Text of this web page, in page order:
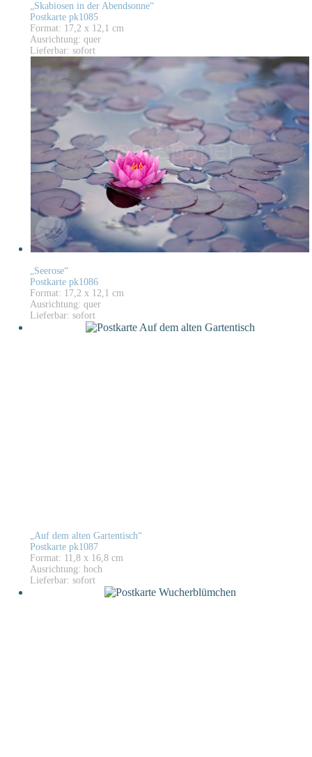
„Skabiosen in der Abendsonne“
Postkarte pk1085
Format: 17,2 x 12,1 cm
Ausrichtung: quer
Lieferbar: sofort
„Seerose“
Postkarte pk1086
Format: 17,2 x 12,1 cm
Ausrichtung: quer
Lieferbar: sofort
„Auf dem alten Gartentisch“
Postkarte pk1087
Format: 11,8 x 16,8 cm
Ausrichtung: hoch
Lieferbar: sofort